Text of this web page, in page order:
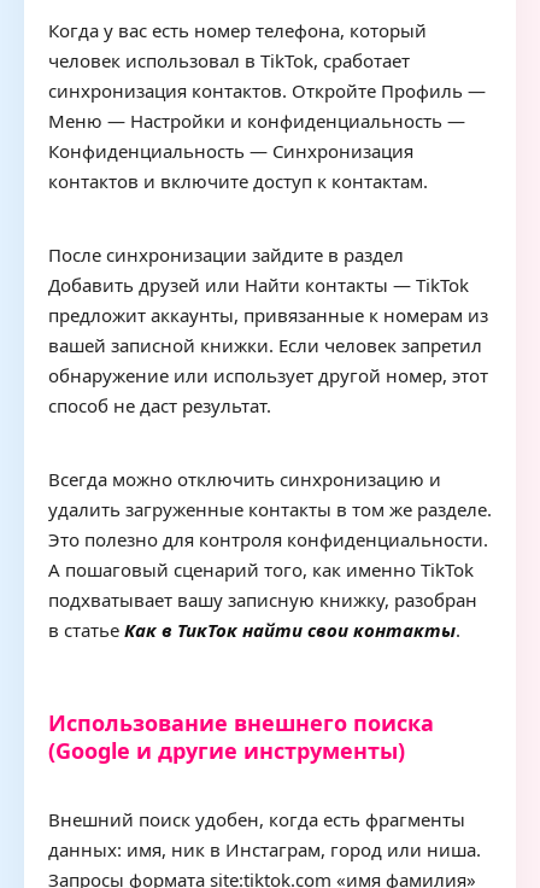
Когда у вас есть номер телефона, который
человек использовал в TikTok, сработает
синхронизация контактов. Откройте Профиль —
Меню — Настройки и конфиденциальность —
Конфиденциальность — Синхронизация
контактов и включите доступ к контактам.
После синхронизации зайдите в раздел
Добавить друзей или Найти контакты — TikTok
предложит аккаунты, привязанные к номерам из
вашей записной книжки. Если человек запретил
обнаружение или использует другой номер, этот
способ не даст результат.
Всегда можно отключить синхронизацию и
удалить загруженные контакты в том же разделе.
Это полезно для контроля конфиденциальности.
А пошаговый сценарий того, как именно TikTok
подхватывает вашу записную книжку, разобран
в статье Как в ТикТок найти свои контакты.
Использование внешнего поиска
(Google и другие инструменты)
Внешний поиск удобен, когда есть фрагменты
данных: имя, ник в Инстаграм, город или ниша.
Запросы формата site:tiktok.com «имя фамилия»